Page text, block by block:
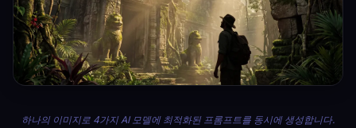
하나의 이미지로 4가지 AI 모델에 최적화된 프롬프트를 동시에 생성합니다.